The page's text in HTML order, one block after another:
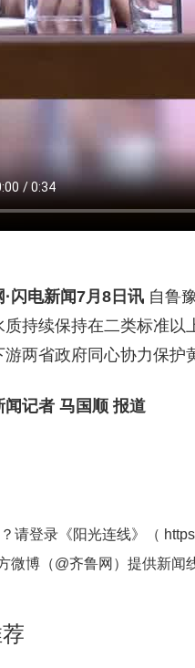
·闪电新闻7月8日讯自鲁
质持续保持在二类标准以
两省政府同心协力保护
闻记者 马国顺 报道
请登录《阳光连线》（
微博（@齐鲁网 ）提供新闻